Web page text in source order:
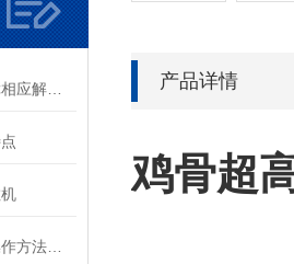
产品详情
鸡骨超